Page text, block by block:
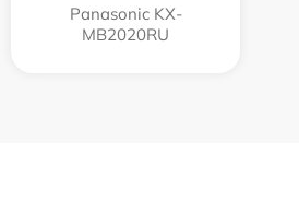
Panasonic KX-
MB2020RU